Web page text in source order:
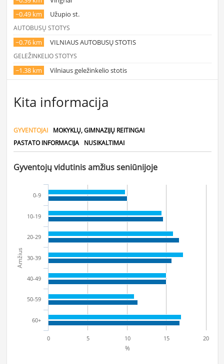
~0.49 km
Užupio st.
AUTOBUSŲ STOTYS
~0.76 km VILNIAUS AUTOBUSŲ STOTIS
GELEŽINKELIO STOTYS
~1.38 km Vilniaus geležinkelio stotis
Kita informacija
GYVENTOJAI
MOKYKLŲ, GIMNAZIJŲ REITINGAI
PASTATO INFORMACIJA
NUSIKALTIMAI
Gyventojų vidutinis amžius seniūnijoje
Amžius
%
0-9
10-19
20-29
30-39
40-49
50-59
60+
0 5 10 15 20